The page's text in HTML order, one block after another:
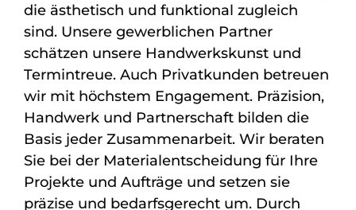
die ästhetisch und funktional zugleich
sind. Unsere gewerblichen Partner
schätzen unsere Handwerkskunst und
Termintreue. Auch Privatkunden betreuen
wir mit höchstem Engagement. Präzision,
Handwerk und Partnerschaft bilden die
Basis jeder Zusammenarbeit. Wir beraten
Sie bei der Materialentscheidung für Ihre
Projekte und Aufträge und setzen sie
präzise und bedarfsgerecht um. Durch